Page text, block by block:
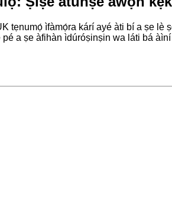
tẹnumọ́ ìfàmọ́ra kárí ayé àti bí a ṣe
a ṣe àfihàn ìdúróṣinṣin wa láti bá